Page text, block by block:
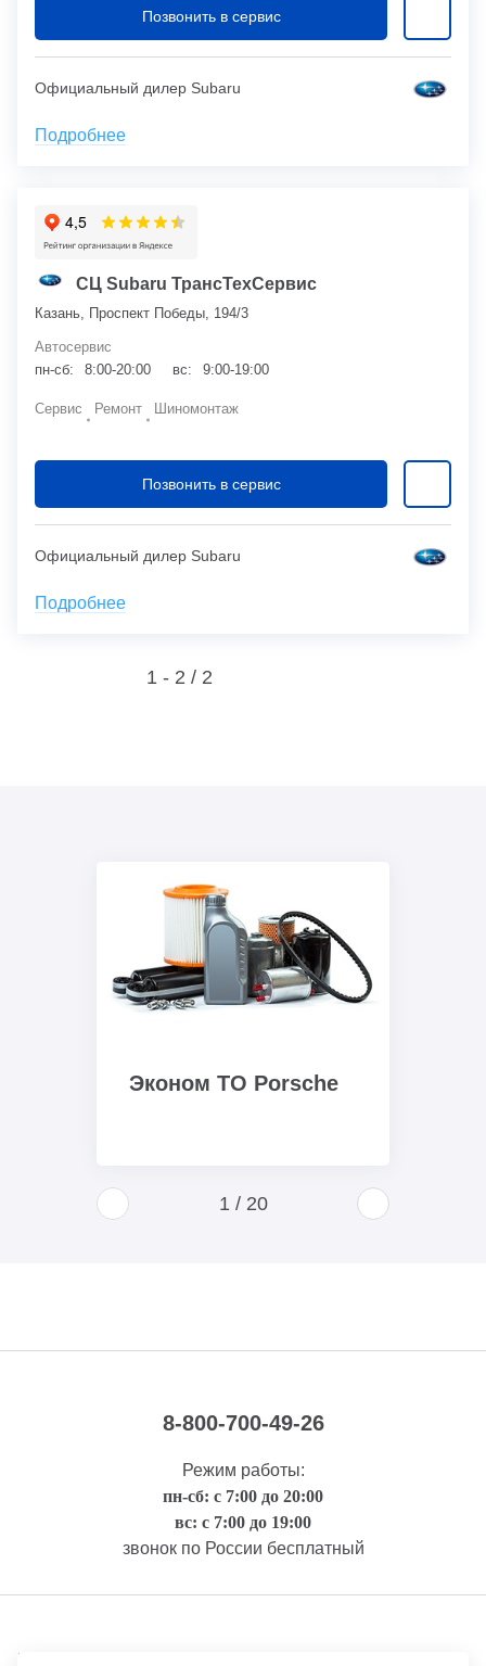
Позвонить в сервис
Официальный дилер Subaru
Подробнее
СЦ Subaru ТрансТехСервис
Казань, Проспект Победы, 194/3
Автосервис
пн-сб:
8:00-20:00 вс: 9:00-19:00
Сервис Ремонт Шиномонтаж
Позвонить в сервис
Официальный дилер Subaru
Подробнее
1 - 2 / 2
Эконом ТО Porsche
1 / 20
8-800-700-49-26
Режим работы:
пн-сб: с 7:00 до 20:00
вс: с 7:00 до 19:00
звонок по России бесплатный
Правовая информация